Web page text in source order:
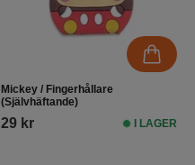
Mickey / Fingerhållare
(Självhäftande)
29 kr I LAGER